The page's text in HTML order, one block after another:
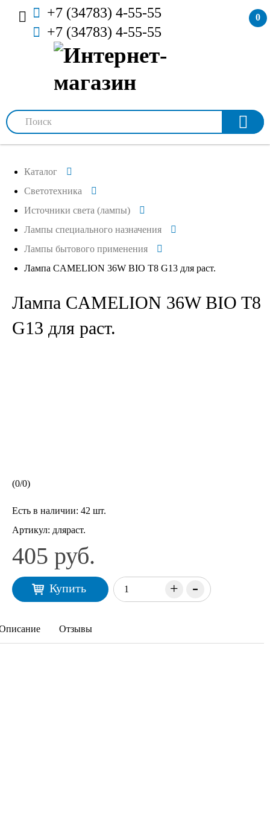
+7 (34783) 4-55-55
+7 (34783) 4-55-55
0
Каталог
Светотехника
Источники света (лампы)
Лампы специального назначения
Лампы бытового применения
Лампа CAMELION 36W BIO T8 G13 для раст.
Лампа CAMELION 36W BIO T8
G13 для раст.
(0/0)
Есть в наличии: 42 шт.
Артикул: дляраст.
405 руб.
+ -
Купить
Отзывы